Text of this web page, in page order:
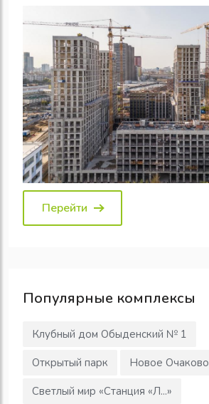
Перейти
Популярные комплексы
Клубный дом Обыденский № 1
Открытый парк
Новое Очаково
Светлый мир «Станция «Л...»